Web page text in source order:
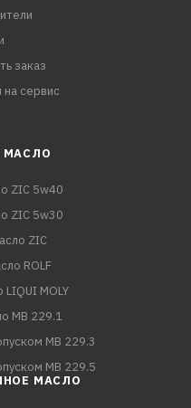
заказ
на сервис
МАСЛО
ZIC 5w40
ZIC 5w30
ZIC
ROLF
MOLY
MB 229.1
MB 229.3
MB 229.5
МАСЛО